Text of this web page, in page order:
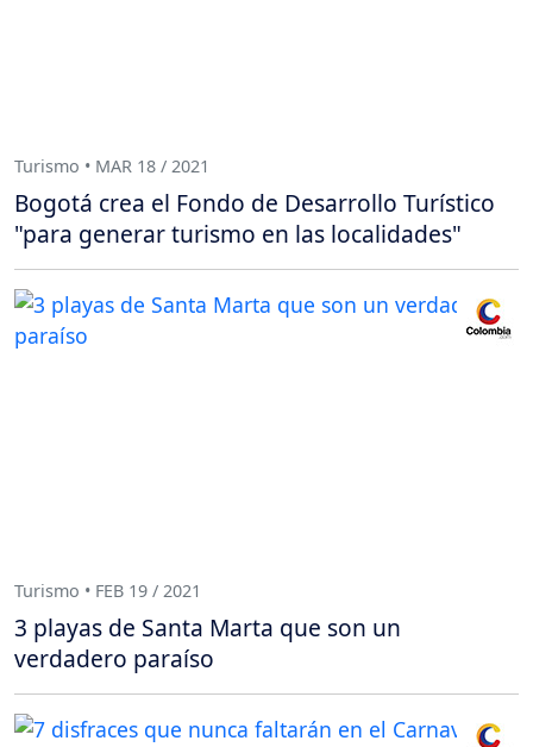
Turismo • MAR 18 / 2021
Bogotá crea el Fondo de Desarrollo Turístico
"para generar turismo en las localidades"
Turismo • FEB 19 / 2021
3 playas de Santa Marta que son un
verdadero paraíso